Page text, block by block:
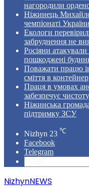
нагородили
Ніжинець
чемпіонаті
Екологи
забруднення не
Росіяни
пошкоджені
Поважати працю
сміття в контейнер
Праця в умовах
забезпечує
Ніжинська
підтримку ЗСУ
Nizhyn 23 ℃
Facebook
Telegram
NizhynNEWS